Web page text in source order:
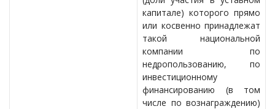
капитале) которого прямо
или косвенно принадлежат
такой национальной
компании по
недропользованию, по
инвестиционному
финансированию (в том
числе по вознаграждению)